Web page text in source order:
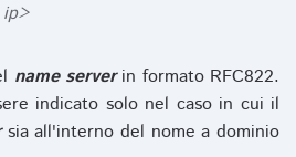
name serverin formato RFC822.
indicato solo nel caso in cui il
sia all'interno del nome a dominio